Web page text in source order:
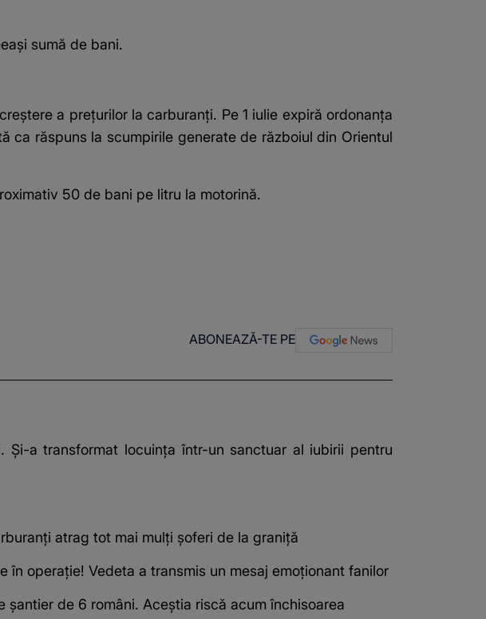
sumă de bani.
a prețurilor la carburanți. Pe 1 iulie expiră ordonanța
ca răspuns la scumpirile generate de războiul din Orientul
50 de bani pe litru la motorină.
ABONEAZĂ-TE PE
a transformat locuința într-un sanctuar al iubirii pentru
atrag tot mai mulți șoferi de la graniță
în operație! Vedeta a transmis un mesaj emoționant fanilor
de 6 români. Aceștia riscă acum închisoarea